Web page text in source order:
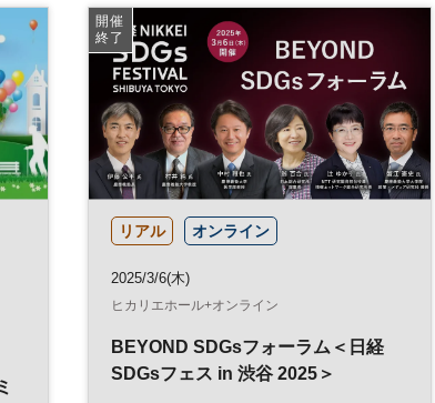
大阪・関西万博
経営戦略 健康経営 参加無料
開催
終了
リアル オンライン
2025/3/6(木)
ヒカリエホール+オンライン
BEYOND SDGsフォーラム＜日経
SDGsフェス in 渋谷 2025＞